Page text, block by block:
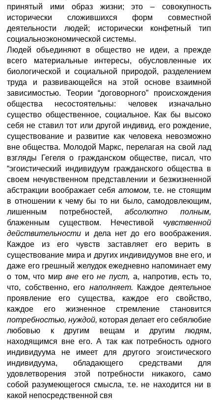
принятый ими образ жизни; это – совокупность
исторически сложившихся форм совместной
деятельности людей; исторически конфетный тип
социальноэкономической системы.
Людей объединяют в общество не идеи, а прежде
всего материальные интересы, обусловленные их
биологической и социальной природой, разделением
труда и развивающейся на этой основе взаимной
зависимостью. Теории “договорного” происхождения
общества несостоятельны: человек изначально
существо общественное, социальное. Как бы высоко
себя не ставил тот или другой индивид, его рождение,
существование и развитие как человека невозможно
вне общества. Молодой Маркс, перелагая на свой лад
взгляды Гегеля о гражданском обществе, писал, что
“эгоистический индивидуум гражданского общества в
своем нечувственном представлении и безжизненной
абстракции воображает себя атомом,т.е. не стоящим
в отношении к чему бы то ни было, самодовлеющим,
лишенным потребностей, абсолютно полным,
блаженным существом. Нечестивой чувственной
действительности и дела нет до его воображения.
Каждое из его чувств заставляет его верить в
существование мира и других индивидуумов вне его, и
даже его грешный желудок ежедневно напоминает ему
о том, что мир вне егоне пуст, а, напротив, есть то,
что, собственно, его наполняет. Каждое деятельное
проявление его существа, каждое его свойство,
каждое его жизненное стремление становится
потребностью, нуждой, которая делает его себялюбие
любовью к другим вещам и другим людям,
находящимся вне его. А так как потребность одного
индивидуума не имеет для другого эгоистического
индивидуума, обладающего средствами для
удовлетворения этой потребности никакого, само
собой разумеющегося смысла, т.е. не находится ни в
какой непосредственной свя